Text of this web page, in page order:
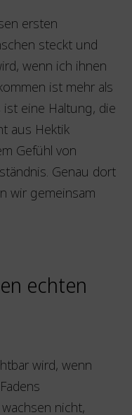
ersten
steckt und
wenn ich ihnen
ist mehr als
ist eine Haltung, die
aus Hektik
Gefühl von
Genau dort
wir gemeinsam
echten
wird, wenn
nicht,